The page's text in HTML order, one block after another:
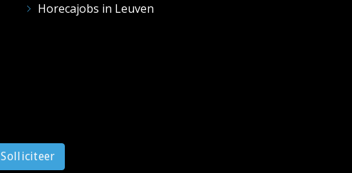
Horecajobs in Leuven
Solliciteer